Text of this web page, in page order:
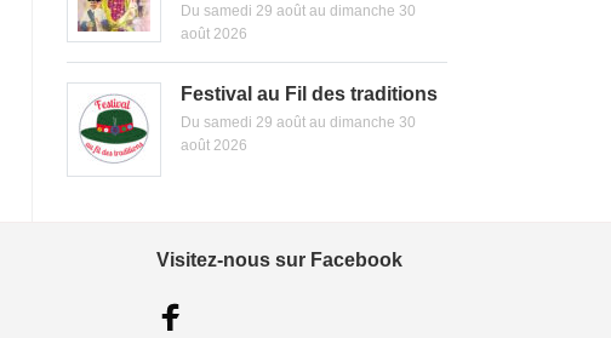
Du samedi 29 août au dimanche 30
août 2026
Festival au Fil des traditions
Du samedi 29 août au dimanche 30
août 2026
Visitez-nous sur Facebook